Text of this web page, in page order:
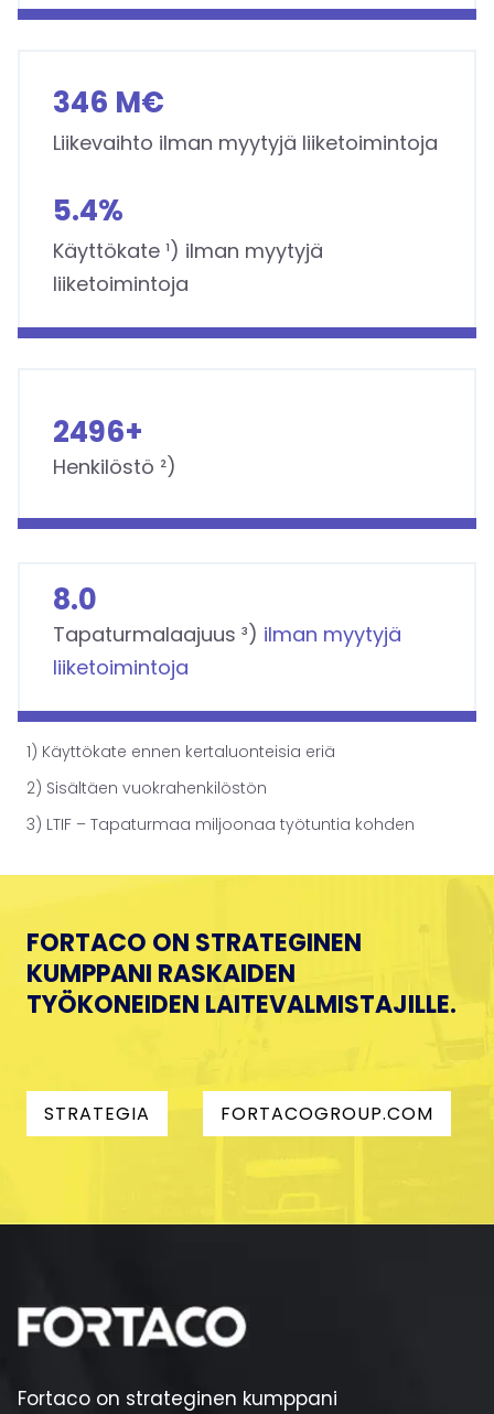
4
M
346 M€
Liikevaihto ilman myytyjä liiketoimintoja
%
5.4%
Käyttökate ¹) ilman myytyjä
liiketoimintoja
5
0
+
2500+
Henkilöstö ²)
8
.
0
8.0
Tapaturmalaajuus ³) ilman myytyjä
liiketoimintoja
1) Käyttökate ennen kertaluonteisia eriä
2) Sisältäen vuokrahenkilöstön
3) LTIF – Tapaturmaa miljoonaa työtuntia kohden
FORTACO ON STRATEGINEN
KUMPPANI RASKAIDEN
TYÖKONEIDEN LAITEVALMISTAJILLE.
STRATEGIA FORTACOGROUP.COM
Fortaco on strateginen kumppani